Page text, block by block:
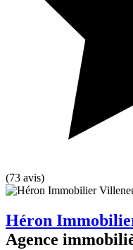
(73 avis)
Héron
Agence